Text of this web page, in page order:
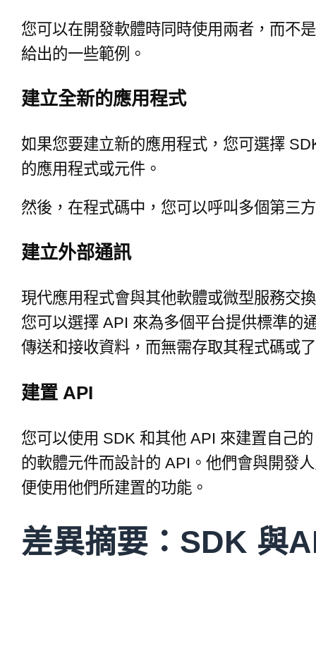
您可以在開發軟體時同時使用兩者，而不
給出的一些範例。
建立全新的應用程式
如果您要建立新的應用程式，您可選擇
的應用程式或元件。
然後，在程式碼中，您可以呼叫多個第三
建立外部通訊
現代應用程式會與其他軟體或微型服務交
您可以選擇 API 來為多個平台提供標準的
傳送和接收資料，而無需存取其程式碼或
建置 API
您可以使用 SDK 和其他 API 來建置自己
的軟體元件而設計的 API。他們會與開發
便使用他們所建置的功能。
差異摘要：SDK 與